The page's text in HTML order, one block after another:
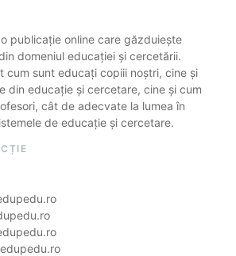
publicație online care găzduiește
domeniul educației și cercetării.
cum sunt educați copiii noștri, cine și
din educație și cercetare, cine și cum
cât de adecvate la lumea în
de educație și cercetare.